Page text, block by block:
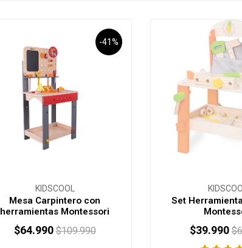
-41%
KIDSCOOL
Mesa Carpintero con
herramientas Montessori
$64.990 $109.990
Set
$39.990